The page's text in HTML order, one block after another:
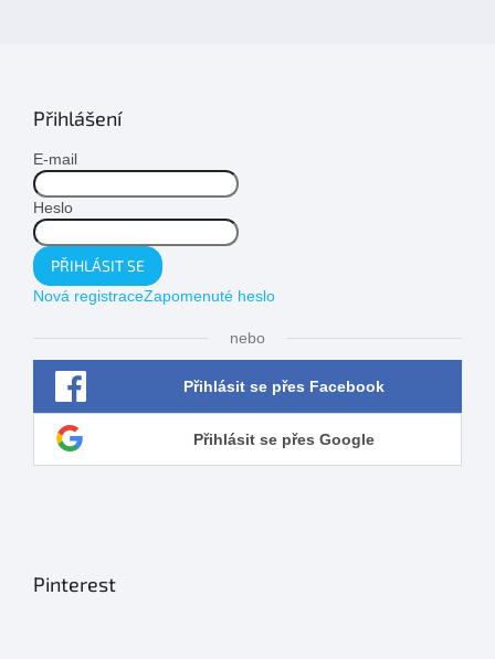
Přihlášení
E-mail
Heslo
PŘIHLÁSIT SE
Nová registraceZapomenuté heslo
nebo
Přihlásit se přes Facebook
Přihlásit se přes Google
Pinterest